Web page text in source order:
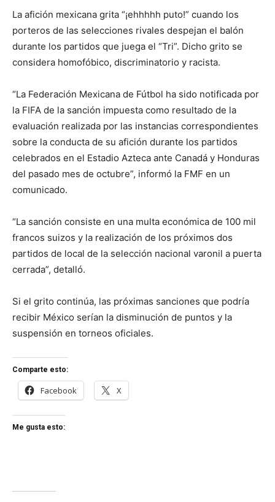
La afición mexicana grita “¡ehhhhh puto!” cuando los
porteros de las selecciones rivales despejan el balón
durante los partidos que juega el “Tri”. Dicho grito se
considera homofóbico, discriminatorio y racista.
“La Federación Mexicana de Fútbol ha sido notificada por
la FIFA de la sanción impuesta como resultado de la
evaluación realizada por las instancias correspondientes
sobre la conducta de su afición durante los partidos
celebrados en el Estadio Azteca ante Canadá y Honduras
del pasado mes de octubre”, informó la FMF en un
comunicado.
“La sanción consiste en una multa económica de 100 mil
francos suizos y la realización de los próximos dos
partidos de local de la selección nacional varonil a puerta
cerrada”, detalló.
Si el grito continúa, las próximas sanciones que podría
recibir México serían la disminución de puntos y la
suspensión en torneos oficiales.
Comparte esto:
Facebook X
Me gusta esto: